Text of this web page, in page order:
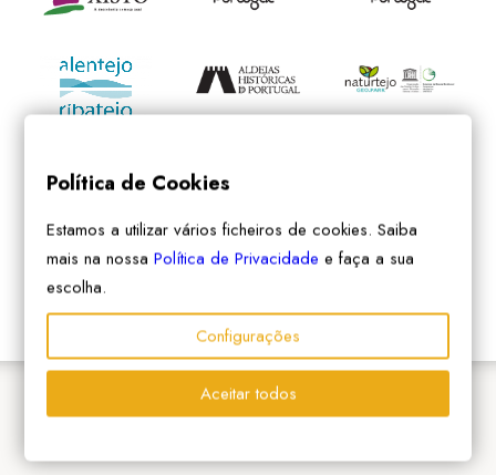
Política de Cookies
Estamos a utilizar vários ficheiros de cookies. Saiba
mais na nossaPolítica de Privacidade e faça a sua
escolha.
Configurações
Aceitar todos